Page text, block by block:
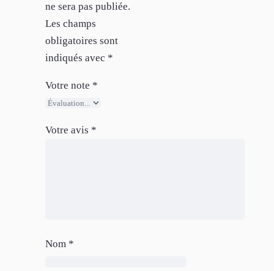
ne sera pas publiée.
Les champs
obligatoires sont
indiqués avec *
Votre note *
Votre avis *
Nom *